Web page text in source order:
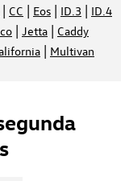
| CC | Eos | ID.3 | ID.4
| Jetta | Caddy
| Multivan